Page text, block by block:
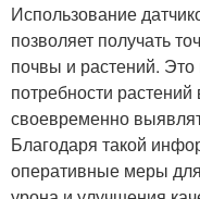
Использование
позволяет получать
почвы и растений. Это
потребности
своевременно
Благодаря такой
оперативные меры